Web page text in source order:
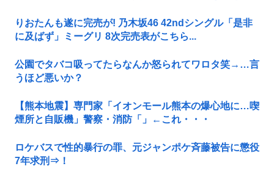
りおたんも遂に完売が! 乃木坂46 42ndシングル「是非
に及ばず」ミーグリ 8次完売表がこちら...
公園でタバコ吸ってたらなんか怒られてワロタ笑→…言
うほど悪いか？
【熊本地震】専門家「イオンモール熊本の爆心地に…喫
煙所と自販機」警察・消防「」←これ・・・
ロケバスで性的暴行の罪、元ジャンポケ斉藤被告に懲役
7年求刑⇒！